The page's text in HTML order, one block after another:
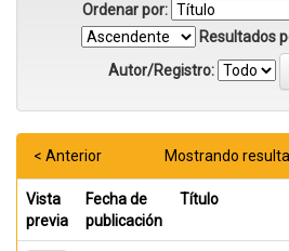
Ordenar por:
Resultados
Autor/Registro:
Mostrando
< Anterior
Vista
previa
Fecha de
publicación
Título